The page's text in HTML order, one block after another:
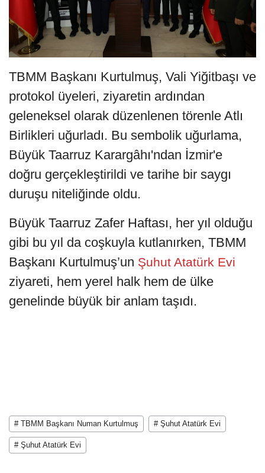
TBMM Başkanı Kurtulmuş, Vali Yiğitbaşı ve
protokol üyeleri, ziyaretin ardından
geleneksel olarak düzenlenen törenle Atlı
Birlikleri uğurladı. Bu sembolik uğurlama,
Büyük Taarruz Karargâhı'ndan İzmir'e
doğru gerçekleştirildi ve tarihe bir saygı
duruşu niteliğinde oldu.
Büyük Taarruz Zafer Haftası, her yıl olduğu
gibi bu yıl da coşkuyla kutlanırken, TBMM
Başkanı Kurtulmuş’un Şuhut Atatürk Evi
ziyareti, hem yerel halk hem de ülke
genelinde büyük bir anlam taşıdı.
# TBMM Başkanı Numan Kurtulmuş # Şuhut Atatürk Evi
# Şuhut Atatürk Evi